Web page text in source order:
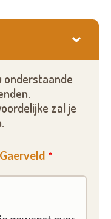
onderstaande
zal je